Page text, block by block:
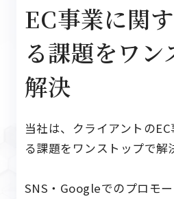
EC事業に関
る課題をワン
解決
当社は、クライアントの
る課題を ワンストップで解
SNS・Googleでのプロモ